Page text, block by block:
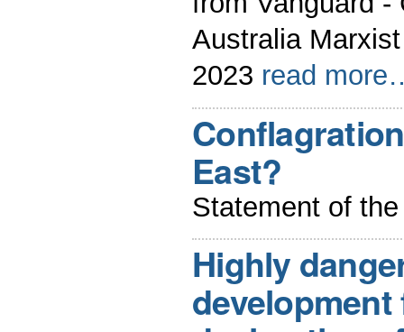
Australia
2023 read
East?
Statement of
Highly
development